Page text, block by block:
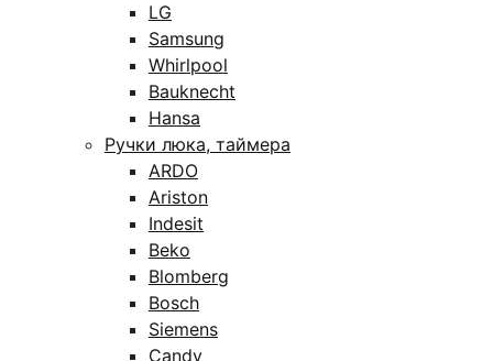
LG
Samsung
Whirlpool
Bauknecht
Hansa
Ручки люка, таймера
ARDO
Ariston
Indesit
Beko
Blomberg
Bosch
Siemens
Candy